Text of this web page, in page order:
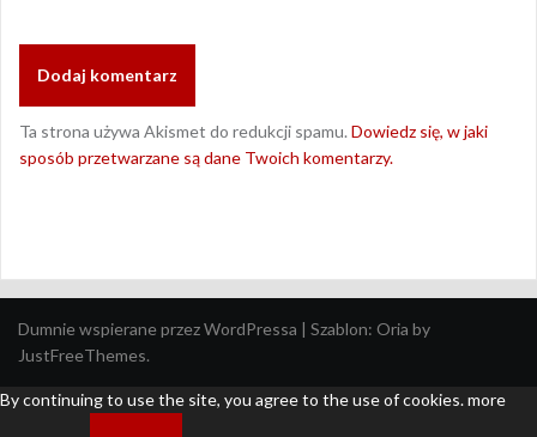
Ta strona używa Akismet do redukcji spamu.Dowiedz się, w jaki
sposób przetwarzane są dane Twoich komentarzy.
Dumnie wspierane przez WordPressa Szablon: Oria by
JustFreeThemes.
By continuing to use the site, you agree to the use of cookies.more